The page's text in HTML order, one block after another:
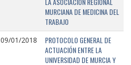
MURCIANA DE MEDICINA DEL
TRABAJO
09/01/2018
PROTOCOLO GENERAL DE
ACTUACIÓN ENTRE LA
UNIVERSIDAD DE MURCIA Y